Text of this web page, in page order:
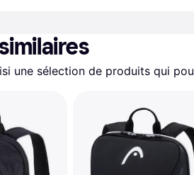
une sélection de produits qui